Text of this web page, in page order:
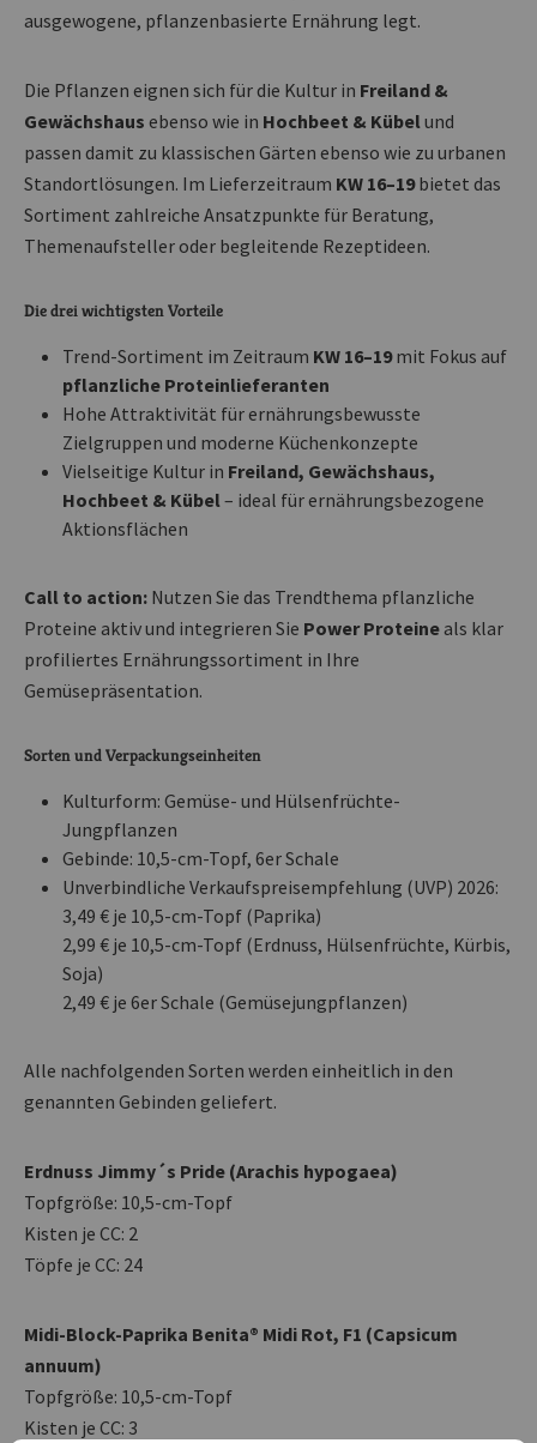
ausgewogene, pflanzenbasierte Ernährung legt.
Die Pflanzen eignen sich für die Kultur in Freiland &
Gewächshaus ebenso wie in Hochbeet & Kübelund
passen damit zu klassischen Gärten ebenso wie zu urbanen
Standortlösungen. Im Lieferzeitraum KW 16–19bietet das
Sortiment zahlreiche Ansatzpunkte für Beratung,
Themenaufsteller oder begleitende Rezeptideen.
Die drei wichtigsten Vorteile
Trend-Sortiment im Zeitraum KW 16–19mit Fokus auf
pflanzliche Proteinlieferanten
Hohe Attraktivität für ernährungsbewusste
Zielgruppen und moderne Küchenkonzepte
Vielseitige Kultur in Freiland, Gewächshaus,
Hochbeet & Kübel– ideal für ernährungsbezogene
Aktionsflächen
Call to action: Nutzen Sie das Trendthema pflanzliche
Proteine aktiv und integrieren Sie Power Proteineals klar
profiliertes Ernährungssortiment in Ihre
Gemüsepräsentation.
Sorten und Verpackungseinheiten
Kulturform: Gemüse- und Hülsenfrüchte-
Jungpflanzen
Gebinde: 10,5-cm-Topf, 6er Schale
Unverbindliche Verkaufspreisempfehlung (UVP) 2026:
3,49 € je 10,5-cm-Topf (Paprika)
2,99 € je 10,5-cm-Topf (Erdnuss, Hülsenfrüchte, Kürbis,
Soja)
2,49 € je 6er Schale (Gemüsejungpflanzen)
Alle nachfolgenden Sorten werden einheitlich in den
genannten Gebinden geliefert.
Erdnuss Jimmy´s Pride (Arachis hypogaea)
Topfgröße: 10,5-cm-Topf
Kisten je CC: 2
Töpfe je CC: 24
Midi-Block-Paprika Benita® Midi Rot, F1 (Capsicum
annuum)
Topfgröße: 10,5-cm-Topf
Kisten je CC: 3